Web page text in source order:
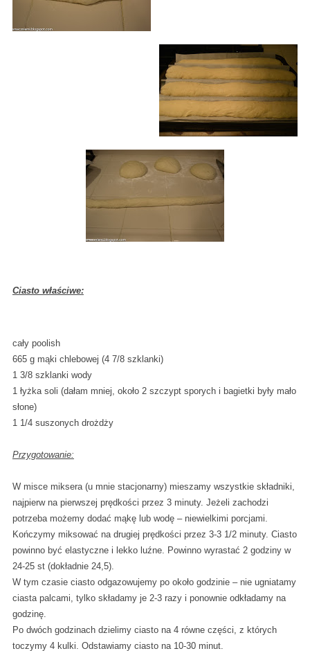
Ciasto właściwe:
cały poolish
665 g mąki chlebowej (4 7/8 szklanki)
1 3/8 szklanki wody
1 łyżka soli (dałam mniej, około 2 szczypt sporych i bagietki były mało
słone)
1 1/4 suszonych drożdży
Przygotowanie:
W misce miksera (u mnie stacjonarny) mieszamy wszystkie składniki,
najpierw na pierwszej prędkości przez 3 minuty. Jeżeli zachodzi
potrzeba możemy dodać mąkę lub wodę – niewielkimi porcjami.
Kończymy miksować na drugiej prędkości przez 3-3 1/2 minuty. Ciasto
powinno być elastyczne i lekko luźne. Powinno wyrastać 2 godziny w
24-25 st (dokładnie 24,5).
W tym czasie ciasto odgazowujemy po około godzinie – nie ugniatamy
ciasta palcami, tylko składamy je 2-3 razy i ponownie odkładamy na
godzinę.
Po dwóch godzinach dzielimy ciasto na 4 równe części, z których
toczymy 4 kulki. Odstawiamy ciasto na 10-30 minut.